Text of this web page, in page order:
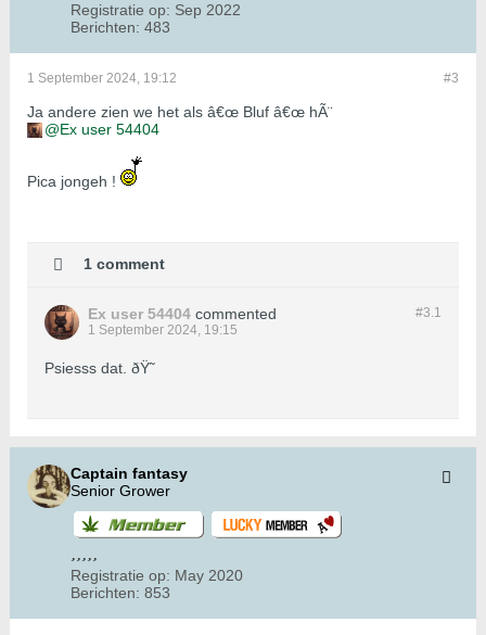
Registratie op: Sep 2022
Berichten: 483
#3
1 September 2024, 19:12
Ja andere zien we het als â€œ Bluf â€œ hÃ¨
Ex user 54404
Pica jongeh !
1 comment
#3.1
Ex user 54404 commented
1 September 2024, 19:15
Psiesss dat. ðŸ˜
Captain fantasy
Senior Grower
Registratie op: May 2020
Berichten: 853